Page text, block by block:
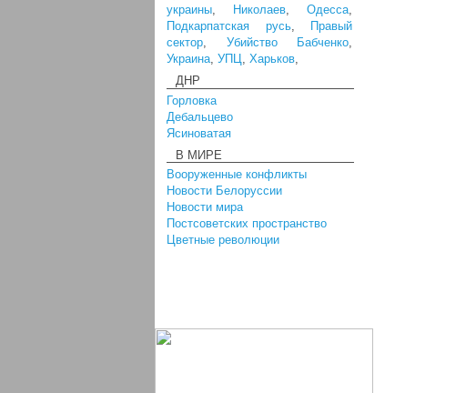
украины, Николаев, Одесса,
Подкарпатская русь,
Правый
сектор, Убийство Бабченко,
Украина, УПЦ, Харьков,
ДНР
Горловка
Дебальцево
Ясиноватая
В МИРЕ
Вооруженные конфликты
Новости Белоруссии
Новости мира
Постсоветских пространство
Цветные революции